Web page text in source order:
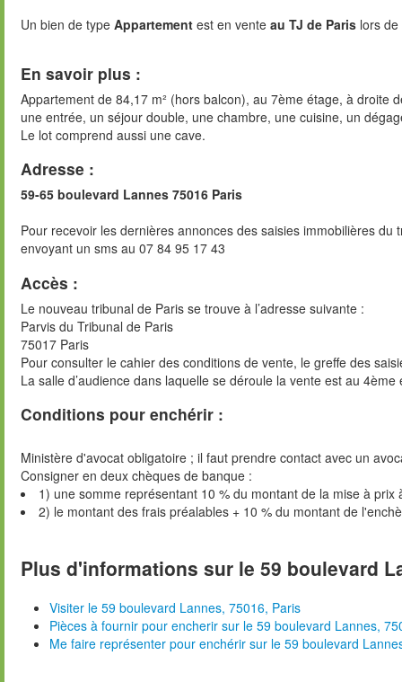
Un bien de type Appartement est en vente au TJ de Paris lors
En savoir plus :
Appartement de 84,17 m² (hors balcon), au 7ème étage, à droite
une entrée, un séjour double, une chambre, une cuisine, un
Le lot comprend aussi une cave.
Adresse :
59-65 boulevard Lannes 75016 Paris
Pour recevoir les dernières annonces des saisies immobilières
envoyant un sms au 07 84 95 17 43
Accès :
Le nouveau tribunal de Paris se trouve à l’adresse suivante :
Parvis du Tribunal de Paris
75017 Paris
Pour consulter le cahier des conditions de vente, le greffe des
La salle d’audience dans laquelle se déroule la vente est au 4ème
Conditions pour enchérir :
Ministère d'avocat obligatoire ; il faut prendre contact avec un
Consigner en deux chèques de banque :
1) une somme représentant 10 % du montant de la mise à
2) le montant des frais préalables + 10 % du montant de
Plus d'informations sur le 59 boulevard
Visiter le 59 boulevard Lannes, 75016, Paris
Pièces à fournir pour encherir sur le 59 boulevard Lannes,
Me faire représenter pour enchérir sur le 59 boulevard